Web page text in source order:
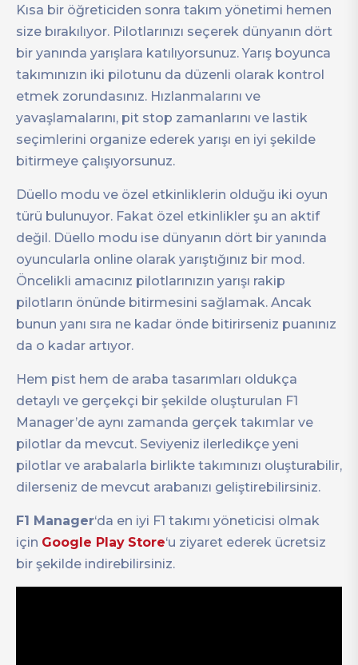
Kısa bir öğreticiden sonra takım yönetimi hemen
size bırakılıyor. Pilotlarınızı seçerek dünyanın dört
bir yanında yarışlara katılıyorsunuz. Yarış boyunca
takımınızın iki pilotunu da düzenli olarak kontrol
etmek zorundasınız. Hızlanmalarını ve
yavaşlamalarını, pit stop zamanlarını ve lastik
seçimlerini organize ederek yarışı en iyi şekilde
bitirmeye çalışıyorsunuz.
Düello modu ve özel etkinliklerin olduğu iki oyun
türü bulunuyor. Fakat özel etkinlikler şu an aktif
değil. Düello modu ise dünyanın dört bir yanında
oyuncularla online olarak yarıştığınız bir mod.
Öncelikli amacınız pilotlarınızın yarışı rakip
pilotların önünde bitirmesini sağlamak. Ancak
bunun yanı sıra ne kadar önde bitirirseniz puanınız
da o kadar artıyor.
Hem pist hem de araba tasarımları oldukça
detaylı ve gerçekçi bir şekilde oluşturulan F1
Manager’de aynı zamanda gerçek takımlar ve
pilotlar da mevcut. Seviyeniz ilerledikçe yeni
pilotlar ve arabalarla birlikte takımınızı oluşturabilir,
dilerseniz de mevcut arabanızı geliştirebilirsiniz.
F1 Manager‘da en iyi F1 takımı yöneticisi olmak
için Google Play Store‘u ziyaret ederek ücretsiz
bir şekilde indirebilirsiniz.